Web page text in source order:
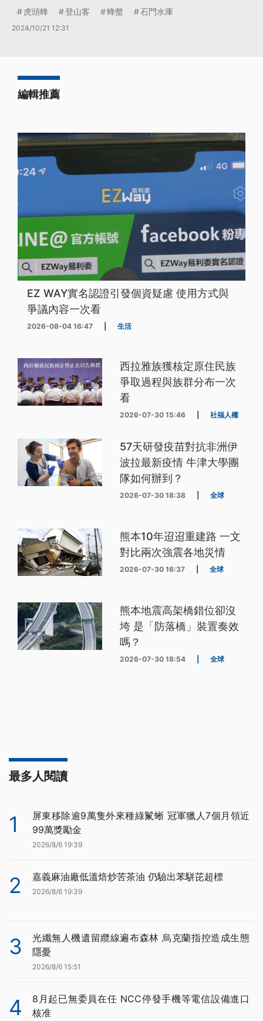
虎頭蜂 登山客 蜂螫 石門水庫
2024/10/21 12:31
編輯推薦
EZ WAY實名認證引發個資疑慮 使用方式與
爭議內容一次看
2026-08-04 16:47 生活
西拉雅族獲核定原住民族
爭取過程與族群分布一次
看
2026-07-30 15:46 社福人權
57天研發疫苗對抗非洲伊
波拉最新疫情 牛津大學團
隊如何辦到？
2026-07-30 18:38 全球
熊本10年迢迢重建路 一文
對比兩次強震各地災情
2026-07-30 16:37 全球
熊本地震高架橋錯位卻沒
垮 是「防落橋」裝置奏效
嗎？
2026-07-30 18:54 全球
最多人閱讀
1
屏東移除逾9萬隻外來種綠鬣蜥 冠軍獵人7個月領近
99萬獎勵金
2026/8/6 19:39
2 嘉義麻油廠低溫焙炒苦茶油 仍驗出苯駢芘超標
2026/8/6 19:39
3
光纖無人機遺留纜線遍布森林 烏克蘭指控造成生態
隱憂
2026/8/6 15:51
4
8月起已無委員在任 NCC停發手機等電信設備進口
核准